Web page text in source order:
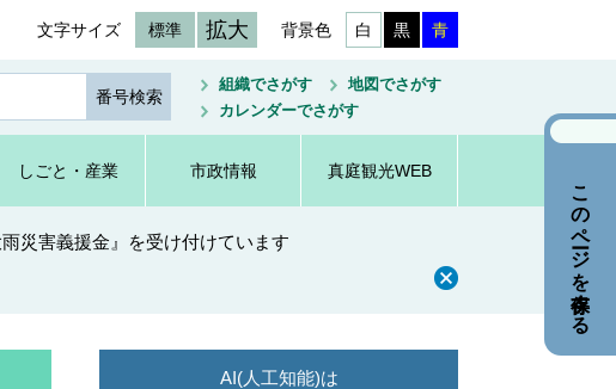
文字サイズ 標準 拡大 背景色 白 黒 青
組織でさがす
地図でさがす
カレンダーでさがす
しごと ・産業 市政情報 真庭観光WEB
雨災害義援金』を受け付けています
AI(人工知能)は
このページを保存する